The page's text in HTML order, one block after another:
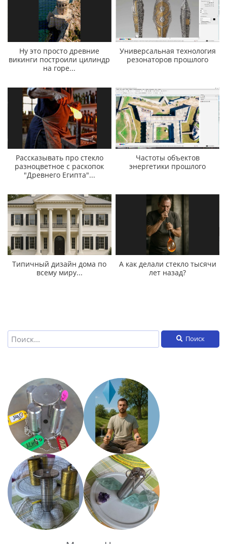
Ну это просто древние
викинги построили цилиндр
на горе...
Универсальная технология
резонаторов прошлого
Рассказывать про стекло
разноцветное с раскопок
"Древнего Египта"...
Частоты объектов
энергетики прошлого
Типичный дизайн дома по
всему миру...
А как делали стекло тысячи
лет назад?
Поиск